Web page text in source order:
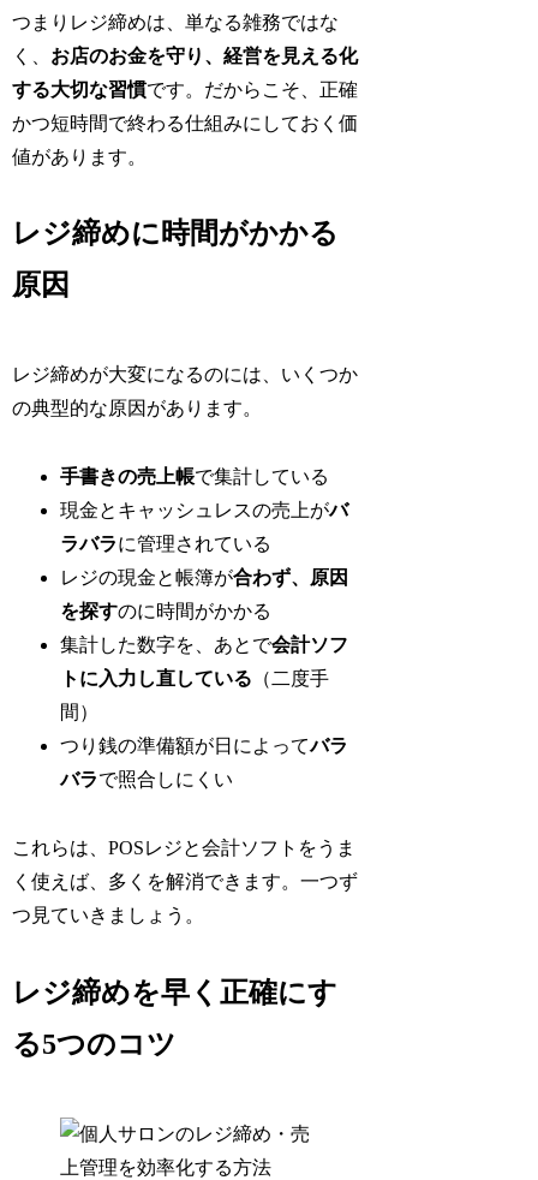
つまりレジ締めは、単なる雑務ではな
く、 お店のお金を守り、経営を見える化
する大切な習慣です。だからこそ、正確
かつ短時間で終わる仕組みにしておく価
値があります。
レジ締めに時間がかかる
原因
レジ締めが大変になるのには、いくつか
の典型的な原因があります。
手書きの売上帳で集計している
現金とキャッシュレスの売上がバ
ラバラに管理されている
レジの現金と帳簿が合わず、原因
を探すのに時間がかかる
集計した数字を、あとで会計ソフ
トに入力し直している （二度手
間）
つり銭の準備額が日によってバラ
バラで照合しにくい
これらは、POSレジと会計ソフトをうま
く使えば、多くを解消できます。一つず
つ見ていきましょう。
レジ締めを早く正確にす
る5つのコツ